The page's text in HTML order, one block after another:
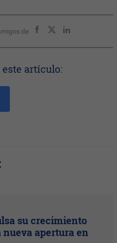
de
artículo:
su crecimiento
nueva apertura en